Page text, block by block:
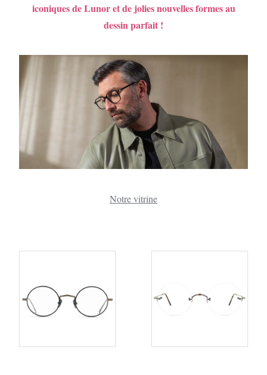
iconiques de Lunor et de jolies nouvelles formes au
dessin parfait !
Notre vitrine